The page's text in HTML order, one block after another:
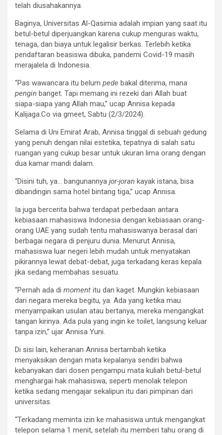
telah diusahakannya.
Baginya, Universitas Al-Qasimia adalah impian yang saat itu
betul-betul diperjuangkan karena cukup menguras waktu,
tenaga, dan biaya untuk legalisir berkas. Terlebih ketika
pendaftaran beasiswa dibuka, pandemi Covid-19 masih
merajalela di Indonesia.
“Pas wawancara itu belum pede bakal diterima, mana
pengin banget. Tapi memang ini rezeki dari Allah buat
siapa-siapa yang Allah mau,” ucap Annisa kepada
Kalijaga.Co via gmeet, Sabtu (2/3/2024).
Selama di Uni Emirat Arab, Annisa tinggal di sebuah gedung
yang penuh dengan nilai estetika, tepatnya di salah satu
ruangan yang cukup besar untuk ukuran lima orang dengan
dua kamar mandi dalam.
“Disini tuh, ya… bangunannya jor-joran kayak istana, bisa
dibandingin sama hotel bintang tiga,” ucap Annisa.
Ia juga bercerita bahwa terdapat perbedaan antara
kebiasaan mahasiswa Indonesia dengan kebiasaan orang-
orang UAE yang sudah tentu mahasiswanya berasal dari
berbagai negara di penjuru dunia. Menurut Annisa,
mahasiswa luar negeri lebih mudah untuk menyatakan
pikirannya lewat debat-debat, juga terkadang keras kepala
jika sedang membahas sesuatu.
“Pernah ada di moment itu dan kaget. Mungkin kebiasaan
dari negara mereka begitu, ya. Ada yang ketika mau
menyampaikan usulan atau bertanya, mereka mengangkat
tangan kirinya. Ada pula yang ingin ke toilet, langsung keluar
tanpa izin,” ujar Annisa Yuni.
Di sisi lain, keheranan Annisa bertambah ketika
menyaksikan dengan mata kepalanya sendiri bahwa
kebanyakan dari dosen pengampu mata kuliah betul-betul
menghargai hak mahasiswa, seperti menolak telepon
ketika sedang mengajar sekalipun itu dari pimpinan dari
universitas.
“Terkadang meminta izin ke mahasiswa untuk mengangkat
telepon selama 1 menit, setelah itu memberi tahu orang di